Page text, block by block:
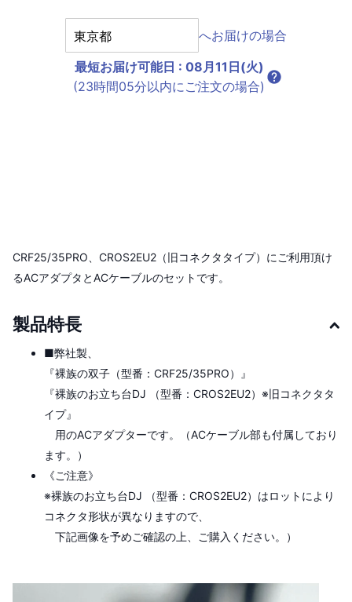
へお届けの場合
最短お届け可能日 : 08月11日(火)
(23時間05分以内にご注文の場合)
CRF25/35PRO、CROS2EU2（旧コネクタタイプ）にご利用頂け
るACアダプタとACケーブルのセットです。
製品特長
■弊社製、
『裸族の双子（型番：CRF25/35PRO）』
『裸族のお立ち台DJ （型番：CROS2EU2）※旧コネクタタ
イプ』
用のACアダプターです。（ACケーブル部も付属しており
ます。）
《ご注意》
※裸族のお立ち台DJ （型番：CROS2EU2）はロットにより
コネクタ形状が異なりますので、
下記画像を予めご確認の上、ご購入ください。）